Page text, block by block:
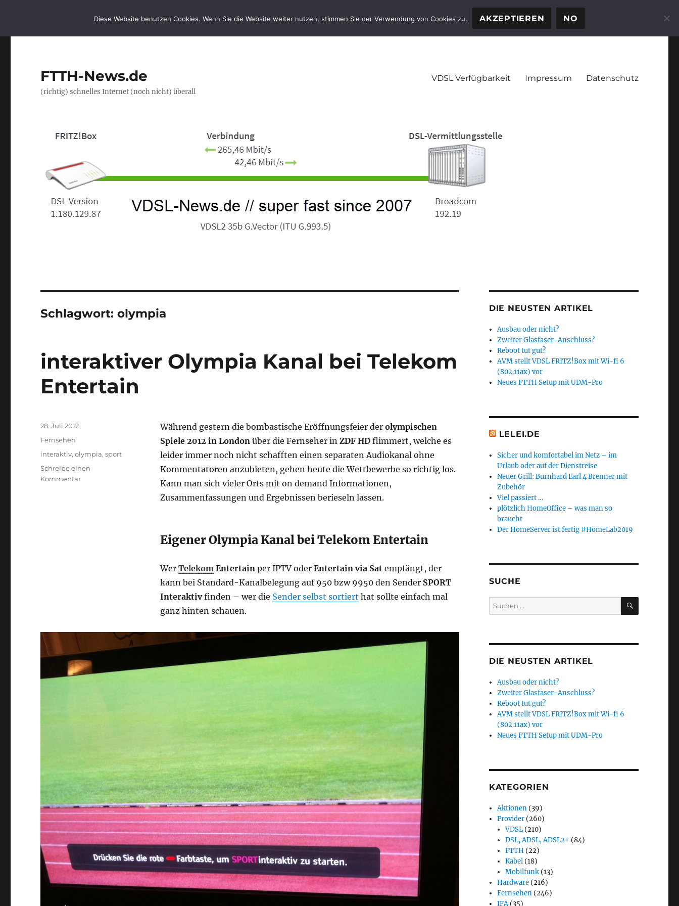
FTTH-News.de
(richtig) schnelles Internet (noch nicht) überall
VDSL Verfügbarkeit Impressum Datenschutz
Schlagwort:olympia
interaktiver Olympia Kanal bei Telekom
Entertain
Während gestern die bombastische Eröffnungsfeier der olympischen
Spiele 2012 in London über die Fernseher in ZDF HDflimmert, welche es
leider immer noch nicht schafften einen separaten Audiokanal ohne
Kommentatoren anzubieten, gehen heute die Wettbewerbe so richtig los.
Kann man sich vieler Orts mit on demand Informationen,
Zusammenfassungen und Ergebnissen berieseln lassen.
Eigener Olympia Kanal bei Telekom Entertain
Wer Telekom Entertain per IPTV oder Entertain via Satempfängt, der
kann bei Standard-Kanalbelegung auf 950 bzw 9950 den Sender SPORT
Interaktivfinden – wer die Sender selbst sortiert hat sollte einfach mal
ganz hinten schauen.
Veröffentlicht
28. Juli 2012
Kategorien
Fernsehen
Schlagwörter
interaktiv,olympia,sport
Schreibe einen
Kommentarzu
DIE NEUSTEN ARTIKEL
Ausbau oder nicht?
Zweiter Glasfaser-Anschluss?
Reboot tut gut?
AVM stellt VDSL FRITZ!Box mit Wi-fi 6
(802.11ax) vor
Neues FTTH Setup mit UDM-Pro
LELEI.DE
Sicher und komfortabel im Netz – im
Urlaub oder auf der Dienstreise
Neuer Grill: Burnhard Earl 4 Brenner mit
Zubehör
Viel passiert …
plötzlich HomeOffice – was man so
braucht
Der HomeServer ist fertig #HomeLab2019
SUCHE
Suchen
nach:
SUCHEN
DIE NEUSTEN ARTIKEL
Ausbau oder nicht?
Zweiter Glasfaser-Anschluss?
Reboot tut gut?
AVM stellt VDSL FRITZ!Box mit Wi-fi 6
(802.11ax) vor
Neues FTTH Setup mit UDM-Pro
KATEGORIEN
Aktionen (39)
Provider (260)
VDSL (210)
DSL, ADSL, ADSL2+ (84)
FTTH (22)
Kabel (18)
Mobilfunk (13)
Hardware (216)
Fernsehen (246)
IFA(35)
Diese Website benutzen Cookies. Wenn Sie die Website weiter nutzen, stimmen Sie der Verwendung von Cookies zu. AKZEPTIEREN NO